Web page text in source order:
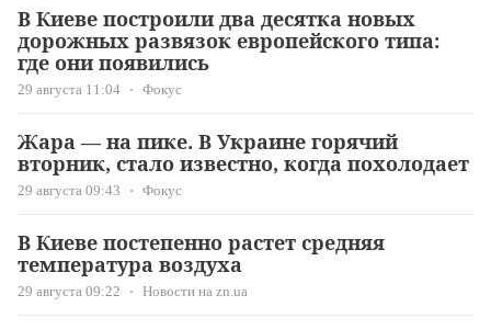
В Киеве построили два десятка новых
дорожных развязок европейского типа:
где они появились
29 августа 11:04 Фокус
Жара — на пике. В Украине горячий
вторник, стало известно, когда похолодает
29 августа 09:43 Фокус
В Киеве постепенно растет средняя
температура воздуха
29 августа 09:22 Новости на zn.ua